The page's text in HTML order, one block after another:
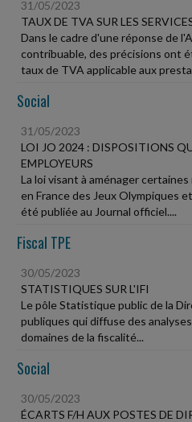
31/05/2023
TAUX DE TVA SUR LES
Dans le cadre d'une réponse de
contribuable, des précisions ont
taux de TVA applicable aux
Social
31/05/2023
LOI JO 2024 : DISPOSITIONS
EMPLOYEURS
La loi visant à aménager
en France des Jeux Olympiques
été publiée au Journal officiel....
Fiscal TPE
30/05/2023
STATISTIQUES SUR L'IFI
Le pôle Statistique public de la
publiques qui diffuse des
domaines de la fiscalité...
Social
30/05/2023
ÉCARTS F/H AUX POSTES DE